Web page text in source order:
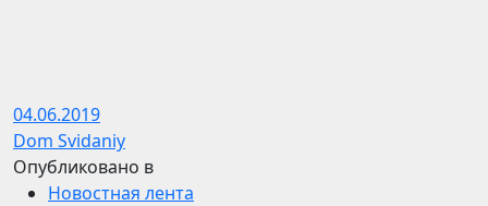
04.06.2019
Dom Svidaniy
Опубликовано в
Новостная лента